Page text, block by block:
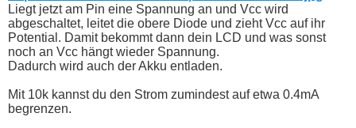
Liegt jetzt am Pin eine Spannung an und Vcc wird
abgeschaltet, leitet die obere Diode und zieht Vcc auf ihr
Potential. Damit bekommt dann dein LCD und was sonst
noch an Vcc hängt wieder Spannung.
Dadurch wird auch der Akku entladen.
Mit 10k kannst du den Strom zumindest auf etwa 0.4mA
begrenzen.